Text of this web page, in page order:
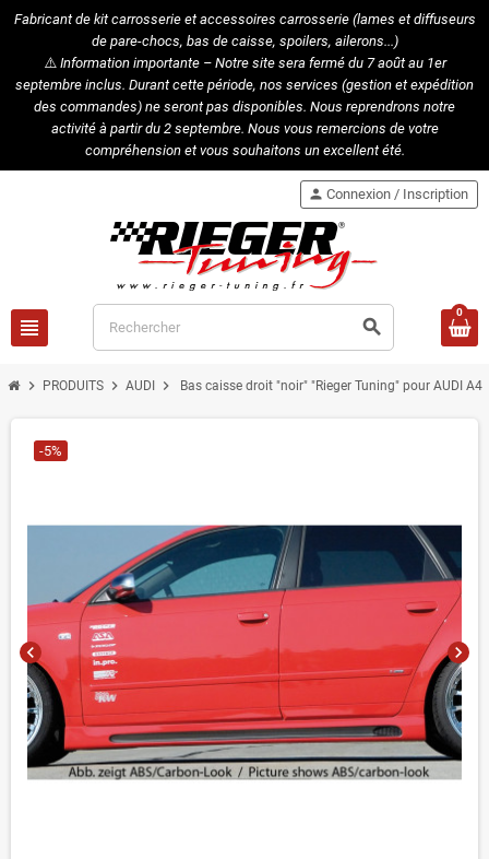
Fabricant de kit carrosserie et accessoires carrosserie (lames et diffuseurs
de pare-chocs, bas de caisse, spoilers, ailerons...)
⚠️Information importante – Notre site sera fermé du 7 août au 1er
septembre inclus. Durant cette période, nos services (gestion et expédition
des commandes) ne seront pas disponibles. Nous reprendrons notre
activité à partir du 2 septembre. Nous vous remercions de votre
compréhension et vous souhaitons un excellent été.
view_headline search
person Connexion / Inscription
0
chevron_right PRODUITS chevron_right AUDI chevron_right Bas caisse droit "noir" "Rieger Tuning" pour AUDI A4
chevron_left chevron_right
-5%